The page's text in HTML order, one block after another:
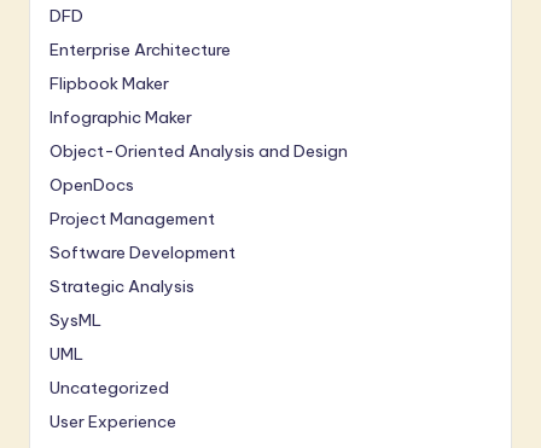
DFD
Enterprise Architecture
Flipbook Maker
Infographic Maker
Object-Oriented Analysis and Design
OpenDocs
Project Management
Software Development
Strategic Analysis
SysML
UML
Uncategorized
User Experience